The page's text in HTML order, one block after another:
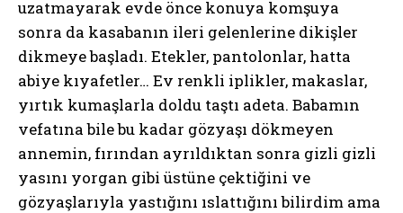
uzatmayarak evde önce konuya komşuya
sonra da kasabanın ileri gelenlerine dikişler
dikmeye başladı. Etekler, pantolonlar, hatta
abiye kıyafetler… Ev renkli iplikler, makaslar,
yırtık kumaşlarla doldu taştı adeta. Babamın
vefatına bile bu kadar gözyaşı dökmeyen
annemin, fırından ayrıldıktan sonra gizli gizli
yasını yorgan gibi üstüne çektiğini ve
gözyaşlarıyla yastığını ıslattığını bilirdim ama